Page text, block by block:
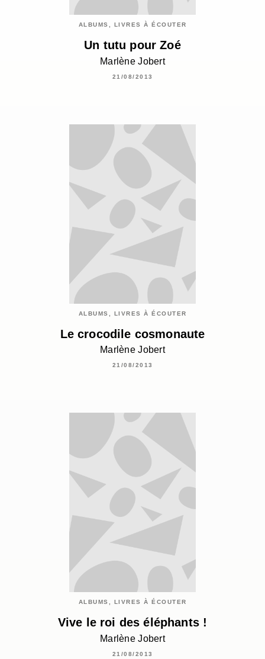
ALBUMS, LIVRES À ÉCOUTER
Un tutu pour Zoé
Marlène Jobert
21/08/2013
ALBUMS, LIVRES À ÉCOUTER
Le crocodile cosmonaute
Marlène Jobert
21/08/2013
ALBUMS, LIVRES À ÉCOUTER
Vive le roi des éléphants !
Marlène Jobert
21/08/2013